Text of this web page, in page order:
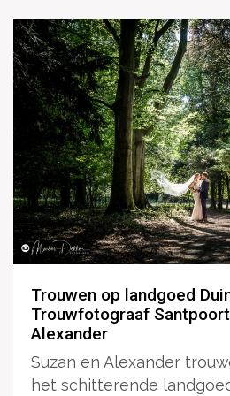
Trouwen op landgoed
Trouwfotograaf
Alexander
Suzan en Alexander
het schitterende